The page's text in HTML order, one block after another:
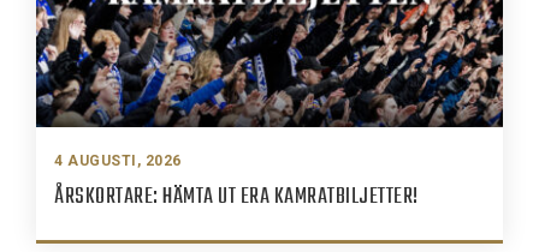
4 AUGUSTI, 2026
ÅRSKORTARE: HÄMTA UT ERA KAMRATBILJETTER!